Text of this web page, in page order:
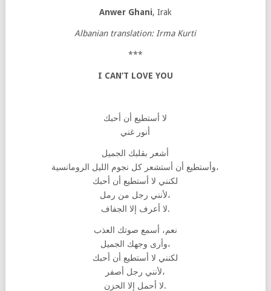
Anwer Ghani, Irak
Albanian translation: Irma Kurti
***
I CAN’T LOVE YOU
لا أستطيع أن أحبك
أنور غني
أشعر بقلبك الجميل
وأستطيع أن أستشعر كل نجوم الليل الرومانسية،
لكنني لا أستطيع أن أحبك
لأنني رجل من رمل،
لا أعرف إلا الجفاف.
نعم، أسمع صوتك العذب
وأرى وجهك الجميل،
لكنني لا أستطيع أن أحبك
لأنني رجل أصفر،
لا أحمل إلا الحزن.